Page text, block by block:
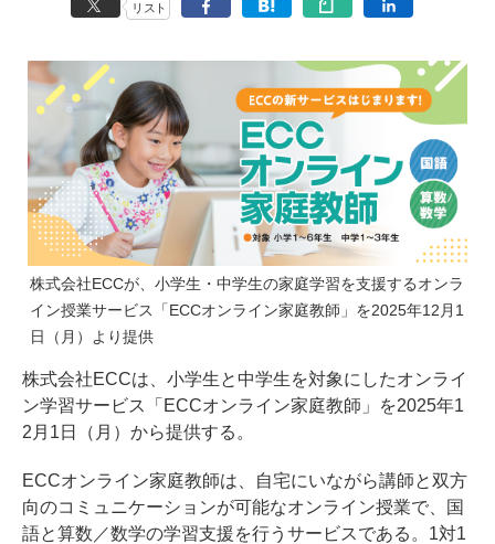
リスト
株式会社ECCが、小学生・中学生の家庭学習を支援するオンラ
イン授業サービス「ECCオンライン家庭教師」を2025年12月1
日（月）より提供
株式会社ECCは、小学生と中学生を対象にしたオンライ
ン学習サービス「ECCオンライン家庭教師」を2025年1
2月1日（月）から提供する。
ECCオンライン家庭教師は、自宅にいながら講師と双方
向のコミュニケーションが可能なオンライン授業で、国
語と算数／数学の学習支援を行うサービスである。1対1